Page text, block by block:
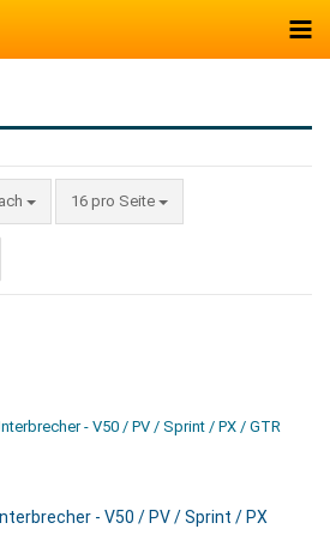
16 pro Seite
- V50 / PV / Sprint / PX